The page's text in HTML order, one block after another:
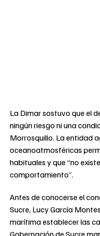
La Dimar sostuvo que el
ningún riesgo ni una
Morrosquillo. La entidad
oceanoatmosféricas
habituales y que “no
comportamiento”.
Antes de conocerse el
Sucre, Lucy García
marítima establecer las